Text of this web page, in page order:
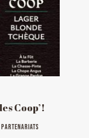
Coop’!
Partenariats